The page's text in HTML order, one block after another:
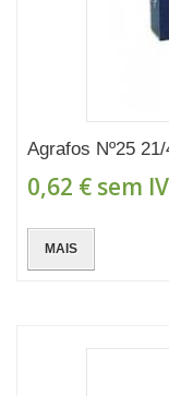
Agrafos Nº25
0,62 € sem
MAIS